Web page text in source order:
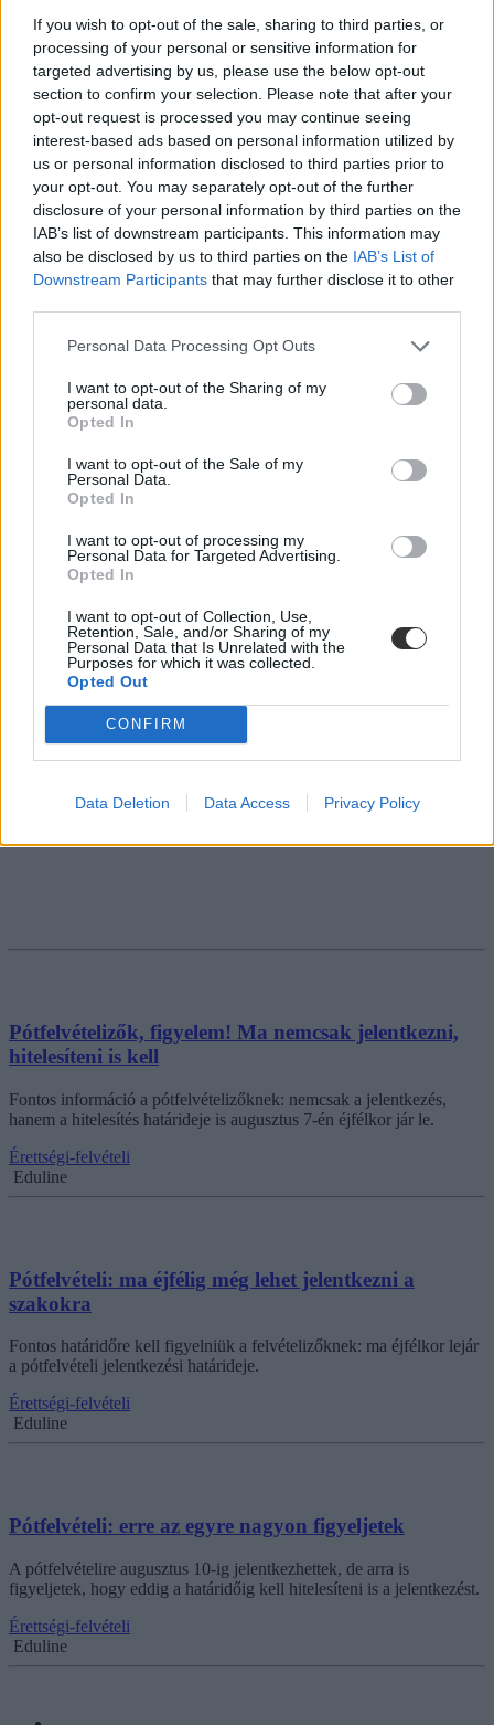
If you wish to opt-out of the sale, sharing to third parties, or
processing of your personal or sensitive information for
targeted advertising by us, please use the below opt-out
section to confirm your selection. Please note that after your
opt-out request is processed you may continue seeing
interest-based ads based on personal information utilized by
us or personal information disclosed to third parties prior to
your opt-out. You may separately opt-out of the further
disclosure of your personal information by third parties on the
IAB’s list of downstream participants. This information may
also be disclosed by us to third parties on the IAB’s List of
Downstream Participants that may further disclose it to other
Personal Data Processing Opt Outs
I want to opt-out of the Sharing of my
personal data.
Opted In
I want to opt-out of the Sale of my
Personal Data.
Opted In
I want to opt-out of processing my
Personal Data for Targeted Advertising.
Opted In
I want to opt-out of Collection, Use,
Retention, Sale, and/or Sharing of my
Personal Data that Is Unrelated with the
Purposes for which it was collected.
Opted Out
CONFIRM
Data Deletion Data Access Privacy Policy
Hogyan és meddig kell hitelesíteni a jelentkezést a pótfelvételin?
Újabb fontos kérdésre válaszolunk.
Érettségi-felvételi
Csik Veronika
Pótfelvételizők, figyelem! Ma nemcsak jelentkezni,
hitelesíteni is kell
Fontos információ a pótfelvételizőknek: nemcsak a jelentkezés,
hanem a hitelesítés határideje is augusztus 7-én éjfélkor jár le.
Érettségi-felvételi
Eduline
Pótfelvételi: ma éjfélig még lehet jelentkezni a
szakokra
Fontos határidőre kell figyelniük a felvételizőknek: ma éjfélkor lejár
a pótfelvételi jelentkezési határideje.
Érettségi-felvételi
Eduline
Pótfelvételi: erre az egyre nagyon figyeljetek
A pótfelvételire augusztus 10-ig jelentkezhettek, de arra is
figyeljetek, hogy eddig a határidőig kell hitelesíteni is a jelentkezést.
Érettségi-felvételi
Eduline